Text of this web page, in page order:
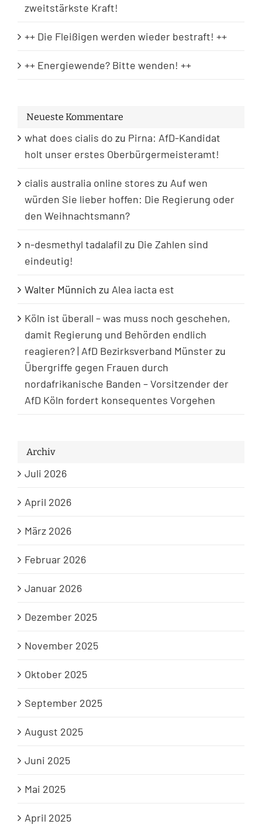
zweitstärkste Kraft!
++ Die Fleißigen werden wieder bestraft! ++
++ Energiewende? Bitte wenden! ++
Neueste Kommentare
what does cialis do zu Pirna: AfD-Kandidat
holt unser erstes Oberbürgermeisteramt!
cialis australia online stores zu Auf wen
würden Sie lieber hoffen: Die Regierung oder
den Weihnachtsmann?
n-desmethyl tadalafil zu Die Zahlen sind
eindeutig!
Walter Münnich zu Alea iacta est
Köln ist überall – was muss noch geschehen,
damit Regierung und Behörden endlich
reagieren? | AfD Bezirksverband Münsterzu
Übergriffe gegen Frauen durch
nordafrikanische Banden – Vorsitzender der
AfD Köln fordert konsequentes Vorgehen
Archiv
Juli 2026
April 2026
März 2026
Februar 2026
Januar 2026
Dezember 2025
November 2025
Oktober 2025
September 2025
August 2025
Juni 2025
Mai 2025
April 2025